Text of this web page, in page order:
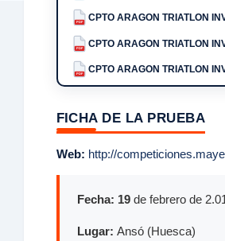
PDF CPTO ARAGON TRIATLON
PDF CPTO ARAGON TRIATLON
PDF CPTO ARAGON TRIATLON
FICHA DE LA PRUEBA
Web: http://
Fecha: 19 de febrero de
Lugar: Ansó (Huesca)